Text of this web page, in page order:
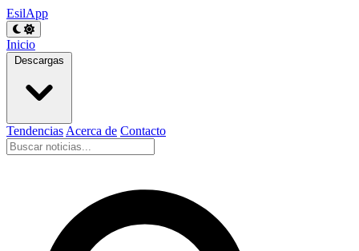
EsilApp
Inicio
Descargas
Tendencias Acerca de Contacto